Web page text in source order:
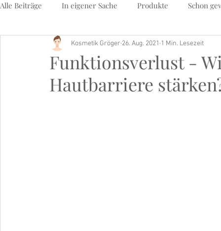
Alle Beiträge In eigener Sache Produkte Schon
Buch Tipp
Funktionsverlust -
Hautbarriere
Kosmetik Gröger 26. Aug. 2021 1 Min. Lesezeit